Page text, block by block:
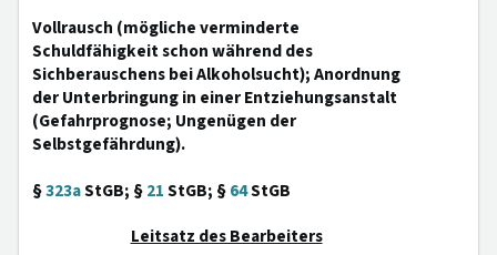
Vollrausch (mögliche verminderte
Schuldfähigkeit schon während des
Sichberauschens bei Alkoholsucht); Anordnung
der Unterbringung in einer Entziehungsanstalt
(Gefahrprognose; Ungenügen der
Selbstgefährdung).
§323aStGB; §21StGB; §64StGB
Leitsatz des Bearbeiters